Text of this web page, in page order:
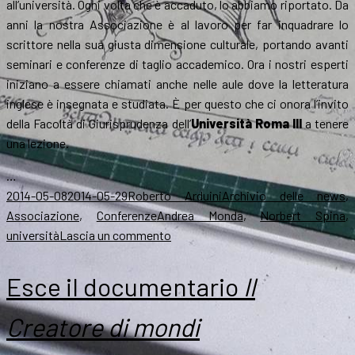
all’università. Ogni volta che è accaduto, lo abbiamo riportato. Da
anni la nostra Associazione è al lavoro per far inquadrare lo
scrittore nella sua giusta dimensione culturale, portando avanti
seminari e conferenze di taglio accademico. Ora i nostri esperti
iniziano a essere chiamati anche nelle aule dove la letteratura
inglese è insegnata e studiata. È per questo che ci onora l’invito
della Facoltà di Giurisprudenza dell’Università Roma IIIa tenere
una lezione.
…
Scritto
il
2014-05-082014-05-29Autore
Roberto ArduiniCategorie
Archivio delle news,
Associazione, ConferenzeTag
Andrea Monda,Norbert Spina,
universitàLascia un commento su
a
il
Esce il documentario Il
Creatore di mondi